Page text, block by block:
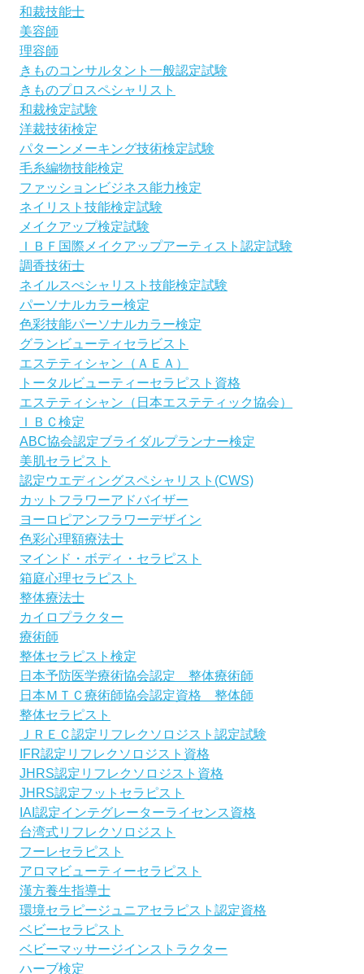
和裁技能士
美容師
理容師
きものコンサルタント一般認定試験
きものプロスペシャリスト
和裁検定試験
洋裁技術検定
パターンメーキング技術検定試験
毛糸編物技能検定
ファッションビジネス能力検定
ネイリスト技能検定試験
メイクアップ検定試験
ＩＢＦ国際メイクアップアーティスト認定試験
調香技術士
ネイルスぺシャリスト技能検定試験
パーソナルカラー検定
色彩技能パーソナルカラー検定
グランビューティセラビスト
エステティシャン（ＡＥＡ）
トータルビューティーセラピスト資格
エステティシャン（日本エステティック協会）
ＩＢＣ検定
ABC協会認定ブライダルプランナー検定
美肌セラピスト
認定ウエディングスペシャリスト(CWS)
カットフラワーアドバイザー
ヨーロピアンフラワーデザイン
色彩心理額療法士
マインド・ボディ・セラピスト
箱庭心理セラピスト
整体療法士
カイロプラクター
療術師
整体セラピスト検定
日本予防医学療術協会認定 整体療術師
日本ＭＴＣ療術師協会認定資格 整体師
整体セラピスト
ＪＲＥＣ認定リフレクソロジスト認定試験
IFR認定リフレクソロジスト資格
JHRS認定リフレクソロジスト資格
JHRS認定フットセラピスト
IAI認定インテグレーターライセンス資格
台湾式リフレクソロジスト
フーレセラピスト
アロマビューティーセラピスト
漢方養生指導士
環境セラピージュニアセラピスト認定資格
ベビーセラピスト
ベビーマッサージインストラクター
ハーブ検定